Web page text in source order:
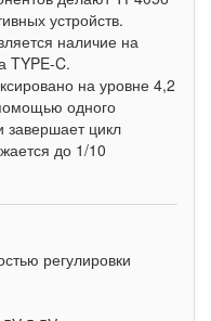
устройств.
наличие на
TYPE-C.
на уровне 4,2
одного
завершает цикл
до 1/10
регулировки